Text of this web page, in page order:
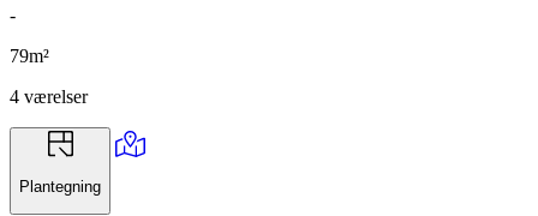
-
79m²
4 værelser
Plantegning